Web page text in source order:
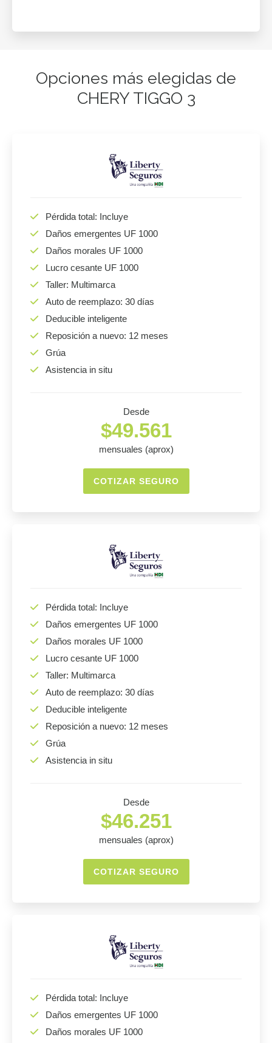
Opciones más elegidas de
CHERY TIGGO 3
Pérdida total: Incluye
Daños emergentes UF 1000
Daños morales UF 1000
Lucro cesante UF 1000
Taller: Multimarca
Auto de reemplazo: 30 días
Deducible inteligente
Reposición a nuevo: 12 meses
Grúa
Asistencia in situ
Desde
$49.561
mensuales (aprox)
COTIZAR SEGURO
Pérdida total: Incluye
Daños emergentes UF 1000
Daños morales UF 1000
Lucro cesante UF 1000
Taller: Multimarca
Auto de reemplazo: 30 días
Deducible inteligente
Reposición a nuevo: 12 meses
Grúa
Asistencia in situ
Desde
$46.251
mensuales (aprox)
COTIZAR SEGURO
Pérdida total: Incluye
Daños emergentes UF 1000
Daños morales UF 1000